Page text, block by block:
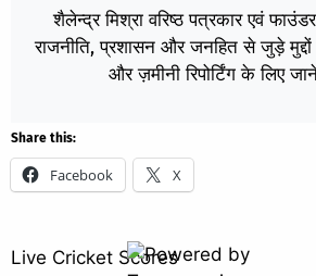
शैलेन्द्र मिश्रा वरिष्ठ पत्रकार एवं
राजनीति, प्रशासन और जनहित से जुड़े मुद्दों
और ज़मीनी रिपोर्टिंग के लिए
Share this:
Facebook X
Live Cricket Scores